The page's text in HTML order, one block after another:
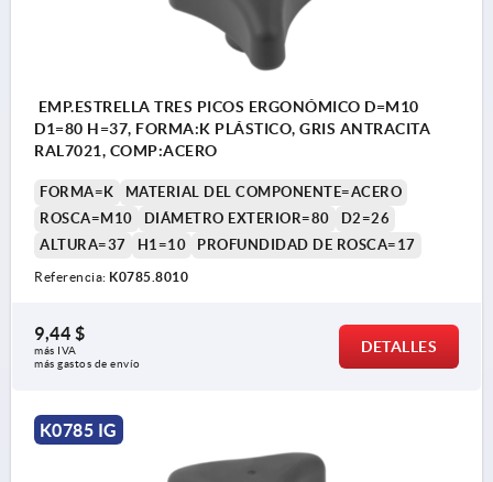
EMP.ESTRELLA TRES PICOS ERGONÓMICO D=M10
D1=80 H=37, FORMA:K PLÁSTICO, GRIS ANTRACITA
RAL7021, COMP:ACERO
FORMA=K
MATERIAL DEL COMPONENTE=ACERO
ROSCA=M10
DIÁMETRO EXTERIOR=80
D2=26
ALTURA=37
H1=10 PROFUNDIDAD DE ROSCA=17
Referencia: K0785.8010
9,44 $
más IVA
más gastos de envío
DETALLES
K0785 IG